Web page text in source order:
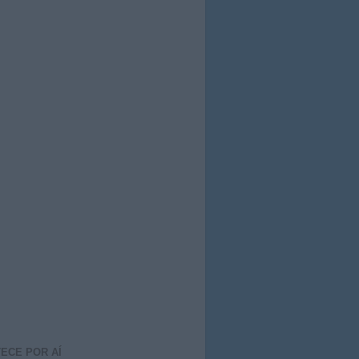
POR AÍ